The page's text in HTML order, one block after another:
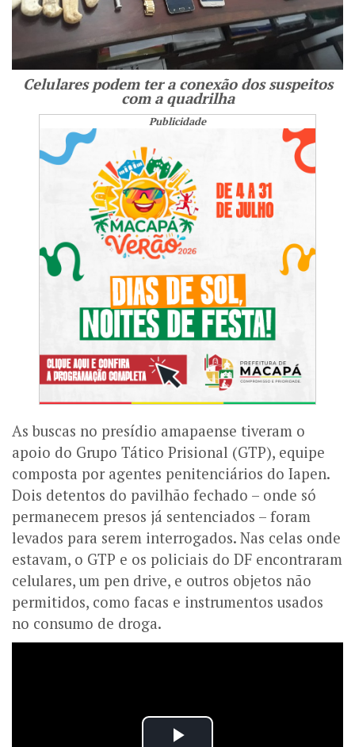
Celulares podem ter a conexão dos suspeitos
com a quadrilha
Publicidade
As buscas no presídio amapaense tiveram o
apoio do Grupo Tático Prisional (GTP), equipe
composta por agentes penitenciários do Iapen.
Dois detentos do pavilhão fechado – onde só
permanecem presos já sentenciados – foram
levados para serem interrogados. Nas celas onde
estavam, o GTP e os policiais do DF encontraram
celulares, um pen drive, e outros objetos não
permitidos, como facas e instrumentos usados
no consumo de droga.